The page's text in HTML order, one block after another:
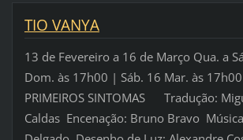
TIO VANYA
13 de Fevereiro a 16 de Março Qua. a
Dom. às 17h00 | Sáb. 16 Mar. às 17h00
PRIMEIROS SINTOMAS Tradução:
Caldas Encenação: Bruno Bravo